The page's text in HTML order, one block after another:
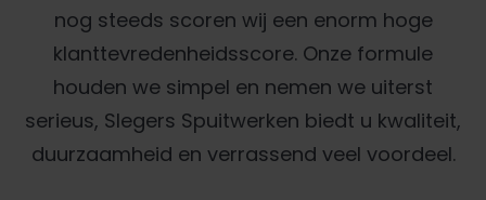
nog steeds scoren wij een enorm hoge
klanttevredenheidsscore. Onze formule
houden we simpel en nemen we uiterst
serieus, Slegers Spuitwerken biedt u kwaliteit,
duurzaamheid en verrassend veel voordeel.